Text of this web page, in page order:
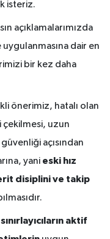
isteriz.
açıklamalarımızda
dair en
bir kez daha
önerimiz, hatalı olan
çekilmesi, uzun
açısından
yani eski hız
disiplini ve takip
sınırlayıcıların aktif